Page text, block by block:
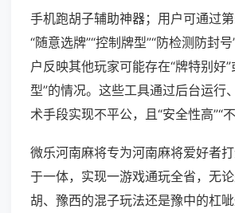
手机跑胡子辅助神器；用户可通过
“随意选牌”“控制牌型”“防检测防封
户反映其他玩家可能存在“牌特别好
型”的情况。这些工具通过后台运行
术手段实现不平公，且“安全性高”“不
微乐河南麻将专为河南麻将爱好者
于一体，实现一游戏通玩全省，无
胡、豫西的混子玩法还是豫中的杠